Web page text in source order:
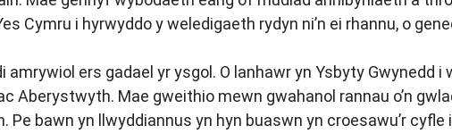
Cymru i hyrwyddo y weledigaeth rydyn ni’n ei rhannu, o
amrywiol ers gadael yr ysgol. O lanhawr yn Ysbyty Gwynedd
Aberystwyth. Mae gweithio mewn gwahanol rannau o’n
Pe bawn yn llwyddiannus yn hyn buaswn yn croesawu’r cyfle